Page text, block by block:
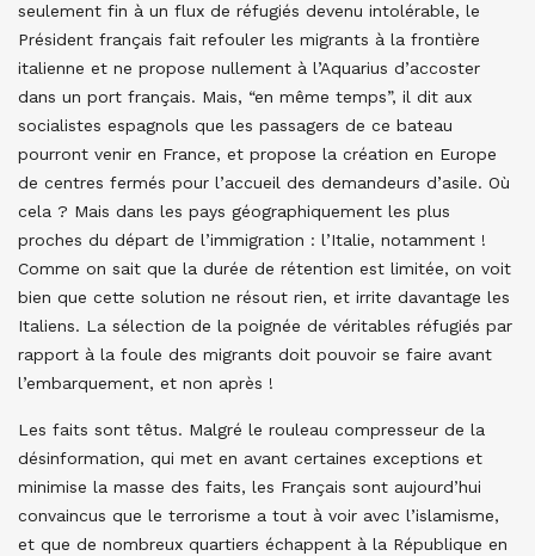
seulement fin à un flux de réfugiés devenu intolérable, le
Président français fait refouler les migrants à la frontière
italienne et ne propose nullement à l’Aquarius d’accoster
dans un port français. Mais, “en même temps”, il dit aux
socialistes espagnols que les passagers de ce bateau
pourront venir en France, et propose la création en Europe
de centres fermés pour l’accueil des demandeurs d’asile. Où
cela ? Mais dans les pays géographiquement les plus
proches du départ de l’immigration : l’Italie, notamment !
Comme on sait que la durée de rétention est limitée, on voit
bien que cette solution ne résout rien, et irrite davantage les
Italiens. La sélection de la poignée de véritables réfugiés par
rapport à la foule des migrants doit pouvoir se faire avant
l’embarquement, et non après !
Les faits sont têtus. Malgré le rouleau compresseur de la
désinformation, qui met en avant certaines exceptions et
minimise la masse des faits, les Français sont aujourd’hui
convaincus que le terrorisme a tout à voir avec l’islamisme,
et que de nombreux quartiers échappent à la République en